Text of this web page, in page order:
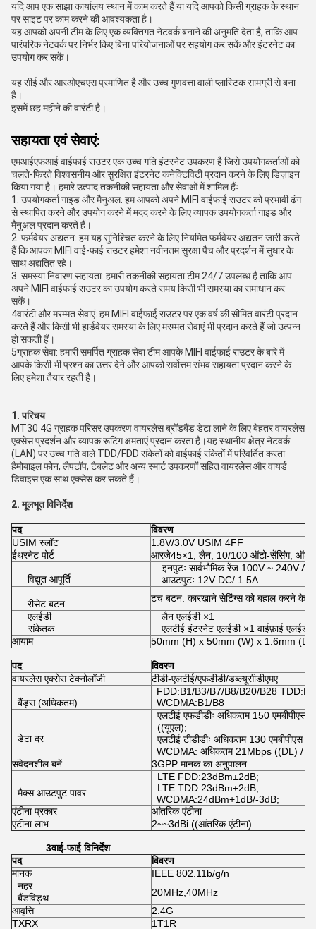
यदि आप एक साझा कार्यालय स्थान में काम करते हैं या यदि आपको किसी ग्राहक के स्थान
पर साइट पर काम करने की आवश्यकता है।
यह आपको अपनी टीम के लिए एक व्यक्तिगत नेटवर्क बनाने की अनुमति देता है, ताकि आप
पारंपरिक नेटवर्क पर निर्भर किए बिना परियोजनाओं पर सहयोग कर सकें और इंटरनेट का
उपयोग कर सकें।
यह सीई और आरओएचएस प्रमाणित है और उच्च गुणवत्ता वाली प्लास्टिक सामग्री से बना
है।
इसमें छह महीने की वारंटी है।
सहायता एवं सेवाएं:
एमआईएफआई वाईफाई राउटर एक उच्च गति इंटरनेट उपकरण है जिसे उपयोगकर्ताओं को
चलते-फिरते विश्वसनीय और सुरक्षित इंटरनेट कनेक्टिविटी प्रदान करने के लिए डिज़ाइन
किया गया है। हमारे उत्पाद तकनीकी सहायता और सेवाओं में शामिल हैंः
1. उपयोगकर्ता गाइड और मैनुअल: हम आपको अपने MIFI वाईफाई राउटर को प्रभावी ढंग
से स्थापित करने और उपयोग करने में मदद करने के लिए व्यापक उपयोगकर्ता गाइड और
मैनुअल प्रदान करते हैं।
2. फर्मवेयर अद्यतन: हम यह सुनिश्चित करने के लिए नियमित फर्मवेयर अद्यतन जारी करते
हैं कि आपका MIFI वाई-फाई राउटर हमेशा नवीनतम सुरक्षा पैच और प्रदर्शन में सुधार के
साथ अद्यतित रहे।
3. समस्या निवारण सहायता: हमारी तकनीकी सहायता टीम 24/7 उपलब्ध है ताकि आप
अपने MIFI वाईफाई राउटर का उपयोग करते समय किसी भी समस्या का समाधान कर
सकें।
4वारंटी और मरम्मत सेवाएं: हम MIFI वाईफाई राउटर पर एक वर्ष की सीमित वारंटी प्रदान
करते हैं और किसी भी हार्डवेयर समस्या के लिए मरम्मत सेवाएं भी प्रदान करते हैं जो उत्पन्न
हो सकती हैं।
5ग्राहक सेवा: हमारी समर्पित ग्राहक सेवा टीम आपके MIFI वाईफाई राउटर के बारे में
आपके किसी भी प्रश्न का उत्तर देने और आपको सर्वोत्तम संभव सहायता प्रदान करने के
लिए हमेशा तैयार रहती है।
1. परिचय
MT30 4G ग्राहक परिसर उपकरण वायरलेस ब्रॉडबैंड डेटा लाने के लिए बेहतर वायरलेस
एक्सेस प्रदर्शन और व्यापक रूटिंग क्षमताएं प्रदान करता है।यह स्थानीय क्षेत्र नेटवर्क
(LAN) पर उच्च गति वाले TDD/FDD संकेतों को वाईफाई संकेतों में परिवर्तित करता
हैमोबाइल फोन, लैपटॉप, टैबलेट और अन्य स्मार्ट उपकरणों सहित वायरलेस और वायर्ड
डिवाइस एक साथ एक्सेस कर सकते हैं।
2. मूलभूतविनिर्देश
पद
विवरण
USIM स्लॉट
1.8V/3.0V USIM 4FF
ईथरनेट पोर्ट
आरजे45×1, लैन, 10/100 ऑटो-सेंसिंग, ऑटो-
विद्युत आपूर्ति
इनपुटः सार्वभौमिक रेंज 100V ~ 240V AC
आउटपुटः 12V DC/ 1.5A
रीसेट बटन
टच बटन. कारखाने सेटिंग्स को बहाल करने के
एलईडी
संकेतक
लैन एलईडी ×1
एलटीई इंटरनेट एलईडी ×1 वाईफ़ाई एलईडी
आयाम
50mm (H) x 50mm (W) x 1.6mm (D)
पद
विवरण
वायरलेस एक्सेस टेक्नोलॉजी
टीडी-एलटीई/एफडीडी/डब्ल्यूसीडीएमए
बैंड्स (अधिकतम)
FDD:B1/B3/B7/B8/B20/B28
WCDMA:B1/B8
डेटा दर
एलटीई एफडीडीः अधिकतम 150 एमबीपीएस
((यूएल);
एलटीई टीडीडीः अधिकतम 130 एमबीपीएस
WCDMA: अधिकतम 21Mbps ((DL) /
संवेदनशील बनें
3GPP मानक का अनुपालन
मैक्स आउटपुट पावर
LTE FDD:23dBm±2dB;
LTE TDD:23dBm±2dB;
WCDMA:24dBm+1dB/-3dB;
एंटीना प्रकार
आंतरिक एंटीना
एंटीना लाभ
2~~3dBi ((आंतरिक एंटीना)
3वाई-फाई विनिर्देश
पद
विवरण
मानक
IEEE 802.11b/g/n
नहर
बैंडविड्थ
20MHz,40MHz
आवृत्ति
2.4G
TXRX
1T1R